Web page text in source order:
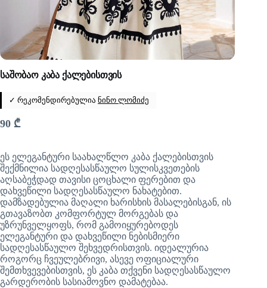
საშობაო კაბა ქალებისთვის
✓ რეკომენდირებულია ნინო ლომიძე
90 ₾
ეს ელეგანტური საახალწლო კაბა ქალებისთვის
შექმნილია სადღესასწაულო სულისკვეთების
აღსაბეჭდად თავისი ცოცხალი ფერებით და
დახვეწილი სადღესასწაულო ნახატებით.
დამზადებულია მაღალი ხარისხის მასალებისგან, ის
გთავაზობთ კომფორტულ მორგებას და
უზრუნველყოფს, რომ გამოიყურებოდეს
ელეგანტური და დახვეწილი ნებისმიერი
სადღესასწაულო შეხვედრისთვის. იდეალურია
როგორც ჩვეულებრივი, ასევე ოფიციალური
შემთხვევებისთვის, ეს კაბა თქვენი სადღესასწაულო
გარდერობის სასიამოვნო დამატებაა.